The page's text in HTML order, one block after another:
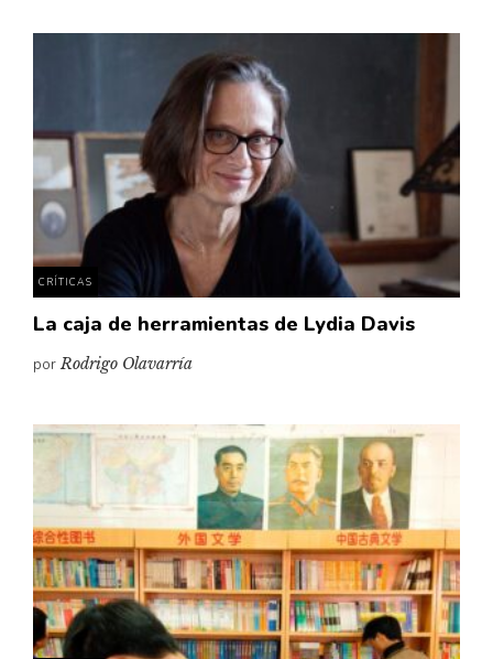
CRÍTICAS
La caja de herramientas de Lydia Davis
porRodrigo Olavarría